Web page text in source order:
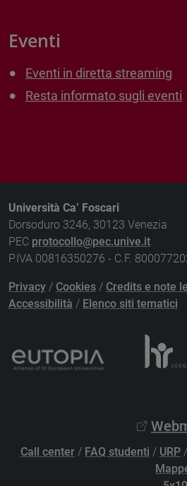
Eventi
Eventi in diretta streaming
Resta informato sugli eventi
Università Ca’ Foscari
Dorsoduro 3246, 30123 Venezia
PEC protocollo@pec.unive.it
P.IVA 00816350276 - C.F.
Privacy / Cookies / Credits e note
Accessibilità / Elenco siti tematici
Call center / FAQ studenti / URP /